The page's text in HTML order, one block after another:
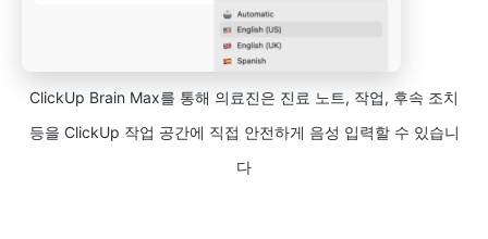
ClickUp Brain Max를 통해 의료진은 진료 노트, 작업, 후속 조치
등을 ClickUp 작업 공간에 직접 안전하게 음성 입력할 수 있습니
다